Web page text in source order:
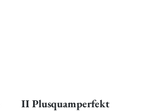
II Plusquamperfekt